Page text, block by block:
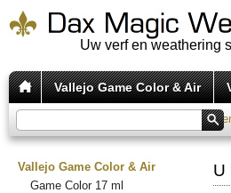
Uw verf en weathering
Vallejo Game Color & Air
Vallejo Game Color & Air
Game Color 17 ml
U